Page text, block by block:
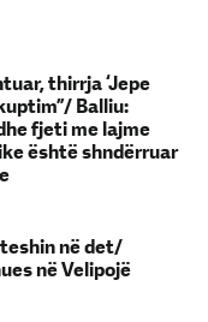
thirrja ‘Jepe
Balliu:
fjeti me lajme
është shndërruar
në det/
në Velipojë